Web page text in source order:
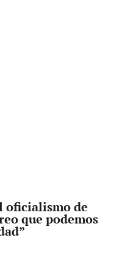
oficialismo de
que podemos